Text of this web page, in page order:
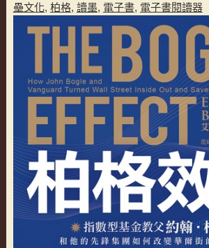
壘文化, 柏格, 讀墨, 電子書, 電子書閱讀器